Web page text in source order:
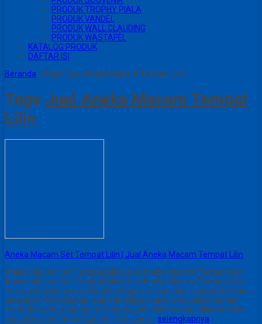
PRODUK TROPHY PIALA
PRODUK VANDEL
PRODUK WALL CLAUDING
PRODUK WASTAFEL
KATALOG PRODUK
DAFTAR ISI
Beranda » Tags "Jual Aneka Macam Tempat Lilin"
Tags Jual Aneka Macam Tempat
Lilin
Aneka Macam Set Tempat Lilin | Jual Aneka Macam Tempat Lilin
Aneka Macam Set Tempat Lilin | Jual Aneka Macam Tempat Lilin
Aneka Macam Set Tempat Lilin | Jual Aneka Macam Tempat Lilin –
Perusahaan kami mmebuat berbagai macam dan jenis produk dari
batu alam. Karena batu alam di wilayah kami merupakan bahan
mentahan yang sangat melimpah ruah. Hal tersebut dikarenakan
banyaknya penambang batu alam yang… selengkapnya